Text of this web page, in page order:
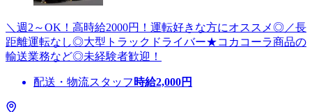
＼週2～OK！高時給2000円！運転好きな方にオススメ◎／長
距離運転なし◎大型トラックドライバー★コカコーラ商品の
輸送業務など◎未経験者歓迎！
配送・物流スタッフ 時給2,000円